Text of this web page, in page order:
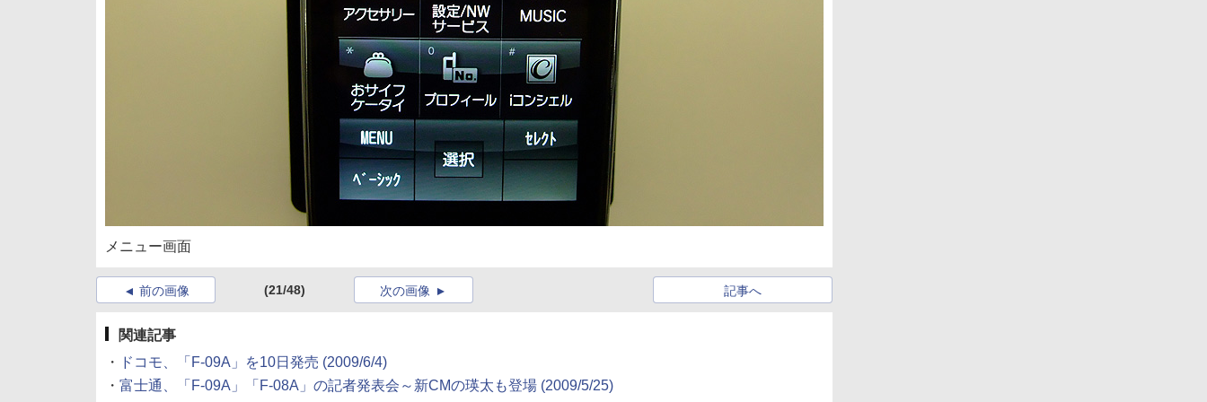
メニュー画面
前の画像 (21/48) 記事へ
次の画像
関連記事
・
ドコモ、「F-09A」を10日発売 (2009/6/4)
・ 富士通、「F-09A」「F-08A」の記者発表会～新CMの瑛太も登場 (2009/5/25)